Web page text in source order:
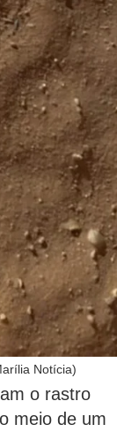
Notícia)
o rastro
meio de um